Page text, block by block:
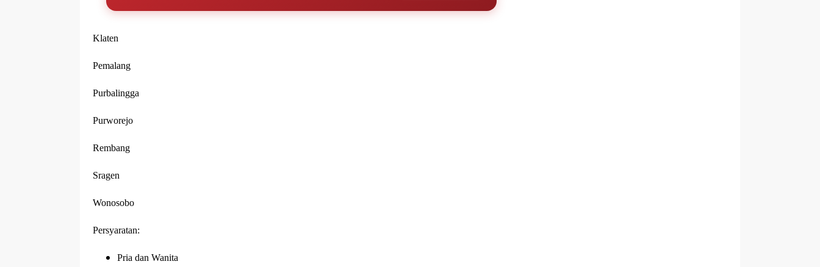
Klaten
Pemalang
Purbalingga
Purworejo
Rembang
Sragen
Wonosobo
Persyaratan:
Pria dan Wanita